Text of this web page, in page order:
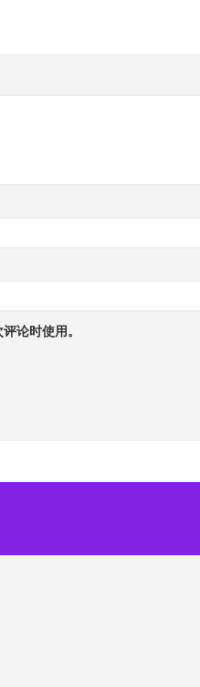
论时使用。